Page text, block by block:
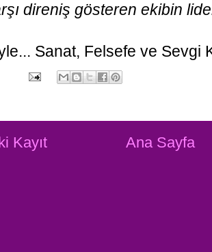
direniş gösteren ekibin
Sanat, Felsefe ve Sevgi
Kayıt Ana Sayfa